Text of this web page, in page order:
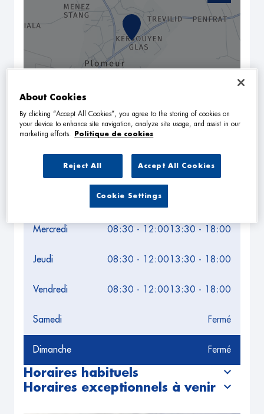
Fermé
08:30 - 12:00
Mercredi 08:30 - 12:00 13:30 - 18:00
Jeudi 08:30 - 12:00 13:30 - 18:00
Vendredi 08:30 - 12:00 13:30 - 18:00
Samedi Fermé
Dimanche Fermé
Horaires habituels
Horaires exceptionnels à venir
NAVIGUER ITINÉRAIRE
About Cookies
By clicking “Accept All Cookies”, you agree to the storing of cookies on
your device to enhance site navigation, analyze site usage, and assist in our
marketing efforts.
Politique de cookies
Reject All Accept All Cookies
Cookie Settings